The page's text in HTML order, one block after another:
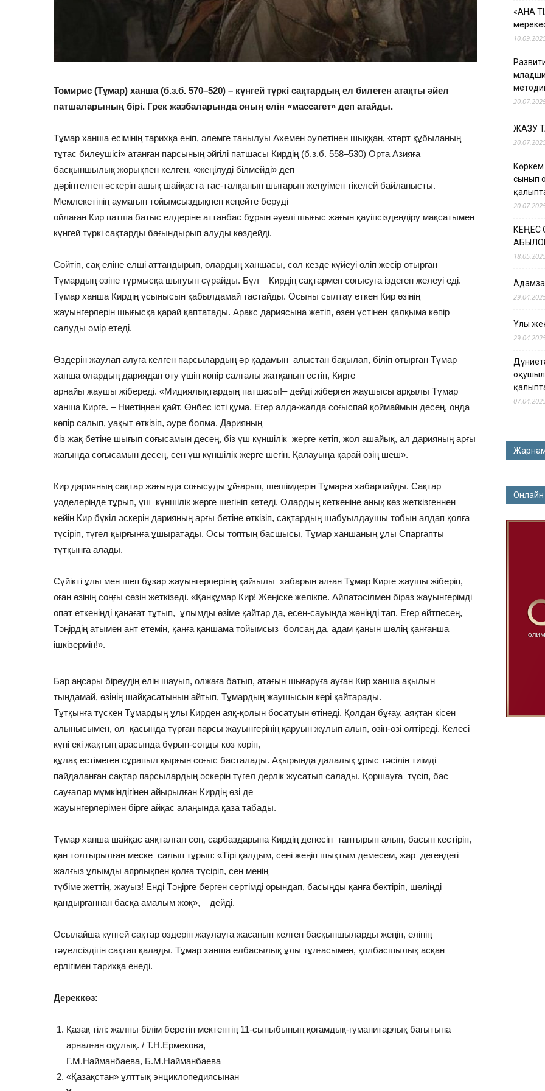
Томирис (Тұмар) ханша (б.з.б. 570–520) – күнгей түркі сақтардың ел билеген атақты әйел
патшаларының бірі. Грек жазбаларында оның елін «массагет» деп атайды.
Тұмар ханша есімінің тарихқа еніп, әлемге танылуы Ахемен әулетінен шыққан, «төрт құбыланың
тұтас билеушісі» атанған парсының әйгілі патшасы Кирдің (б.з.б. 558–530) Орта Азияға
басқыншылық жорықпен келген, «жеңілуді білмейді» деп
дәріптелген әскерін ашық шайқаста тас-талқанын шығарып жеңуімен тікелей байланысты.
Мемлекетінің аумағын тойымсыздықпен кеңейте беруді
ойлаған Кир патша батыс елдеріне аттанбас бұрын әуелі шығыс жағын қауіпсіздендіру мақсатымен
күнгей түркі сақтарды бағындырып алуды көздейді.
Сөйтіп, сақ еліне елші аттандырып, олардың ханшасы, сол кезде күйеуі өліп жесір отырған
Тұмардың өзіне тұрмысқа шығуын сұрайды. Бұл – Кирдің сақтармен соғысуға іздеген желеуі еді.
Тұмар ханша Кирдің ұсынысын қабылдамай тастайды. Осыны сылтау еткен Кир өзінің
жауынгерлерін шығысқа қарай қаптатады. Аракс дариясына жетіп, өзен үстінен қалқыма көпір
салуды әмір етеді.
Өздерін жаулап алуға келген парсылардың әр қадамын алыстан бақылап, біліп отырған Тұмар
ханша олардың дариядан өту үшін көпір салғалы жатқанын естіп, Кирге
арнайы жаушы жібереді. «Мидиялықтардың патшасы!– дейді жіберген жаушысы арқылы Тұмар
ханша Кирге. – Ниетіңнен қайт. Өнбес істі қума. Егер алда-жалда соғыспай қоймаймын десең, онда
көпір салып, уақыт өткізіп, әуре болма. Дарияның
біз жақ бетіне шығып соғысамын десең, біз үш күншілік жерге кетіп, жол ашайық, ал дарияның арғы
жағында соғысамын десең, сен үш күншілік жерге шегін. Қалауыңа қарай өзің шеш».
Кир дарияның сақтар жағында соғысуды ұйғарып, шешімдерін Тұмарға хабарлайды. Сақтар
уәделерінде тұрып, үш күншілік жерге шегініп кетеді. Олардың кеткеніне анық көз жеткізгеннен
кейін Кир бүкіл әскерін дарияның арғы бетіне өткізіп, сақтардың шабуылдаушы тобын алдап қолға
түсіріп, түгел қырғынға ұшыратады. Осы топтың басшысы, Тұмар ханшаның ұлы Спаргапты
тұтқынға алады.
Сүйікті ұлы мен шеп бұзар жауынгерлерінің қайғылы хабарын алған Тұмар Кирге жаушы жіберіп,
оған өзінің соңғы сөзін жеткізеді. «Қанқұмар Кир! Жеңіске желікпе. Айлатәсілмен біраз жауынгерімді
опат еткеніңді қанағат тұтып, ұлымды өзіме қайтар да, есен-сауыңда жөніңді тап. Егер өйтпесең,
Тәңірдің атымен ант етемін, қанға қаншама тойымсыз болсаң да, адам қанын шөлің қанғанша
ішкізермін!».
Бар аңсары біреудің елін шауып, олжаға батып, атағын шығаруға ауған Кир ханша ақылын
тыңдамай, өзінің шайқасатынын айтып, Тұмардың жаушысын кері қайтарады.
Тұтқынға түскен Тұмардың ұлы Кирден аяқ-қолын босатуын өтінеді. Қолдан бұғау, аяқтан кісен
алынысымен, ол қасында тұрған парсы жауынгерінің қаруын жұлып алып, өзін-өзі өлтіреді. Келесі
күні екі жақтың арасында бұрын-соңды көз көріп,
құлақ естімеген сұрапыл қырғын соғыс басталады. Ақырында далалық ұрыс тәсілін тиімді
пайдаланған сақтар парсылардың әскерін түгел дерлік жусатып салады. Қоршауға түсіп, бас
сауғалар мүмкіндігінен айырылған Кирдің өзі де
жауынгерлерімен бірге айқас алаңында қаза табады.
Тұмар ханша шайқас аяқталған соң, сарбаздарына Кирдің денесін таптырып алып, басын кестіріп,
қан толтырылған меске салып тұрып: «Тірі қалдым, сені жеңіп шықтым демесем, жар дегендегі
жалғыз ұлымды аярлықпен қолға түсіріп, сен менің
түбіме жеттің, жауыз! Енді Тәңірге берген сертімді орындап, басыңды қанға бөктіріп, шөліңді
қандырғаннан басқа амалым жоқ», – дейді.
Осылайша күнгей сақтар өздерін жаулауға жасанып келген басқыншыларды жеңіп, елінің
тәуелсіздігін сақтап қалады. Тұмар ханша елбасылық ұлы тұлғасымен, қолбасшылық асқан
ерлігімен тарихқа енеді.
Дереккөз:
Қазақ тілі: жалпы білім беретін мектептің 11-сыныбының қоғамдық-гуманитарлық бағытына
арналған оқулық. / Т.Н.Ермекова,
Г.М.Найманбаева, Б.М.Найманбаева
«Қазақстан» ұлттық энциклопедиясынан
«АНА
ЖАЗУ
сынып
КЕҢЕС
Ұлы